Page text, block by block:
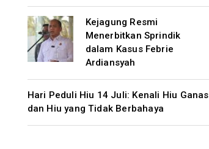
Kejagung Resmi
Menerbitkan Sprindik
dalam Kasus Febrie
Ardiansyah
Hari Peduli Hiu 14 Juli: Kenali Hiu Ganas
dan Hiu yang Tidak Berbahaya